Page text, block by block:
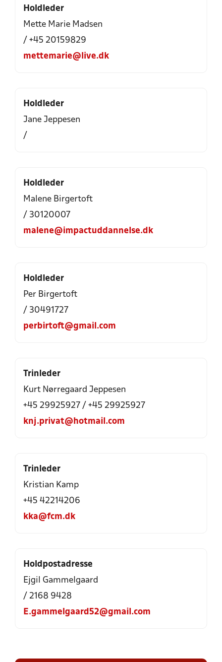
Holdleder
Mette Marie Madsen
/ +45 20159829
mettemarie@live.dk
Holdleder
Jane Jeppesen
/
Holdleder
Malene Birgertoft
/ 30120007
malene@impactuddannelse.dk
Holdleder
Per Birgertoft
/ 30491727
perbirtoft@gmail.com
Trinleder
Kurt Nørregaard Jeppesen
+45 29925927 / +45 29925927
knj.privat@hotmail.com
Trinleder
Kristian Kamp
+45 42214206
kka@fcm.dk
Holdpostadresse
Ejgil Gammelgaard
/ 2168 9428
E.gammelgaard52@gmail.com